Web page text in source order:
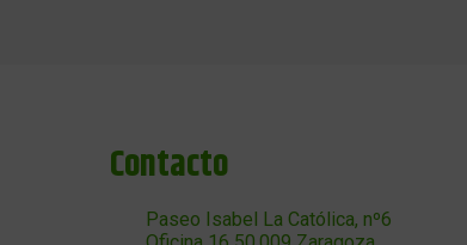
Contacto
Paseo Isabel La Católica, nº6